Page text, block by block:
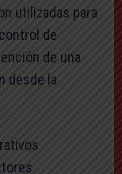
utilizadas para
de
de una
desde la